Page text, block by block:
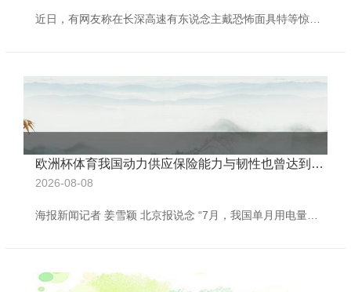
近日，有网友称在长深高速有东说念主戴恐怖面具特等惊吓过路车辆，激发网友热议。 网传视频袒露，那时两辆车同向行驶，其中另一辆车副驾驶上片刻出现戴面具的东说念主，那时，戴面具的东说念主开着车窗微微起身看向过往车辆，然后将车窗沿途摇下又回来精致。 网友蓝亦：这个太吓东说念主了。 还有网友说：这么的活动，是不是影响别东说念主的驾驶安全了？ 橙柿互动从知情东说念主士处了解到，事发路段是杭新景高速杭州某路段，当情势发经过中，副驾驶上戴面具的东说念主并非特等摇下车窗吓唬途经的其他车辆。 那时戴面罩的东说念主
欧洲杯体育我国动力供应保险能力与韧性也曾达到较高水平-🔥ayx手机版登录(综合)官方网站入口/网页版/安卓/电脑版
2026-08-08
海报新闻记者 姜雪颖 北京报说念 “7月，我国单月用电量初度打破1万亿千瓦时大关，这1万亿什么观念呢？尽头于日本全年的用电量总额。” 8月26日，国度发展改进委党构成员、国度动力局局长王宏志在国新办发布会上先容了上述情况，他暗示，刚刚昔日的“七下八上”，宇宙阅历了大限度高温、暴雨洪涝和台风等极点当然天气，同期我国经济合手续回升向好，对动力保供建议更高条款。咫尺迎峰度夏基本遗弃，我国电力供应安妥有序，不错说，动力保险“嘱咐了峰、兜住了底”。 王宏志暗示，总体看，我国动力供应保险能力与韧性也曾达到